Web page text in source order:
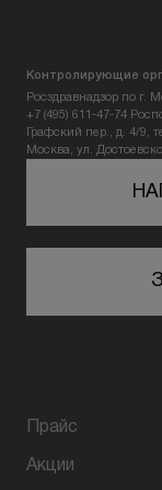
Контакты
+7 (800)
ул.
Контролирующие
Росздравнадзор по г.
+7 (495) 611-47-74
Графский пер., д. 4/9,
Москва, ул.
Прайс
Акции